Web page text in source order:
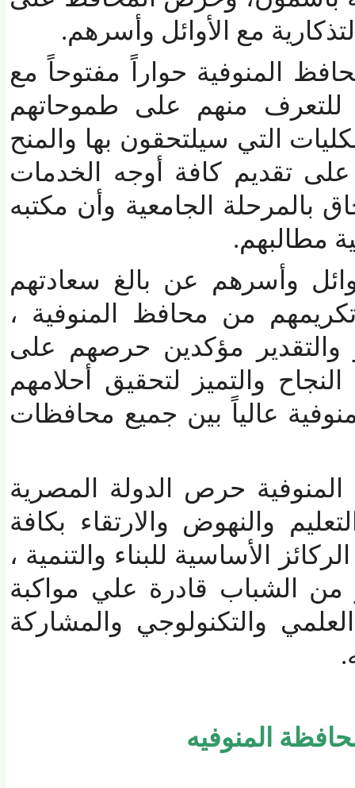
مع الأوائل وأسرهم.
المنوفية حواراً مفتوحاً مع
منهم على طموحاتهم
التي سيلتحقون بها والمنح
تقديم كافة أوجه الخدمات
بالمرحلة الجامعية وأن مكتبه
مطالبهم.
وأسرهم عن بالغ سعادتهم
من محافظ المنوفية ،
مؤكدين حرصهم على
والتميز لتحقيق أحلامهم
عالياً بين جميع محافظات
حرص الدولة المصرية
والنهوض والارتقاء بكافة
الأساسية للبناء والتنمية ،
الشباب قادرة علي مواكبة
والتكنولوجي والمشاركة
المنوفيه